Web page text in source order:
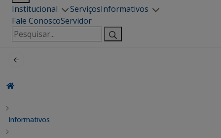
Institucional ServiçosInformativos
Fale ConoscoServidor
Pesquisar
por:
Informativos